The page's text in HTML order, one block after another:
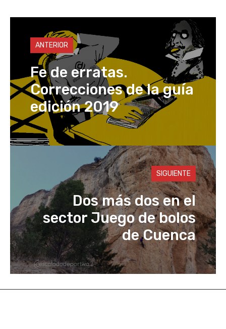
p
p
o
n
o
o
k
n
k
ANTERIOR
Fe de erratas.
Correcciones de la guía
edición 2019
SIGUIENTE
Dos más dos en el
sector Juego de bolos
de Cuenca